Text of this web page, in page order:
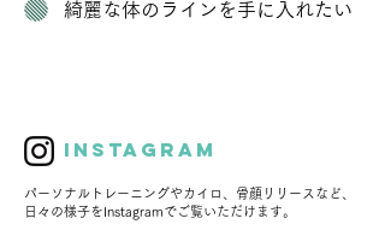
綺麗な体のラインを手に入れたい
Instagram
パーソナルトレーニングやカイロ、骨顔リリースなど、
​日々の様子をInstagramでご覧いただけます。